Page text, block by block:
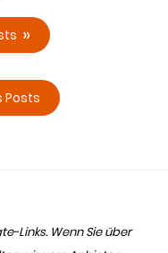
Posts
Links. Wenn Sie über